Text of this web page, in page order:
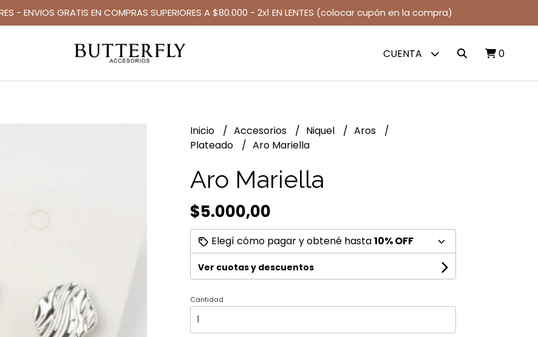
- ENVIOS GRATIS EN COMPRAS SUPERIORES A $80.000 - 2x1 EN LENTES (colocar cupón en la compra)
CUENTA 0
Inicio Accesorios Niquel
Aros
Plateado
Aro Mariella
Aro Mariella
$5.000,00
Elegí cómo pagar y obtené hasta10% OFF
Ver cuotas y descuentos
Cantidad